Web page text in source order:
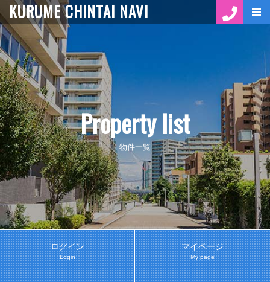
KURUME CHINTAI NAVI
Property list
物件一覧
ログイン
Login
マイページ
My page